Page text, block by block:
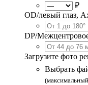
₽
OD/левый глаз,
DP/
Загрузите фото
Выбрать